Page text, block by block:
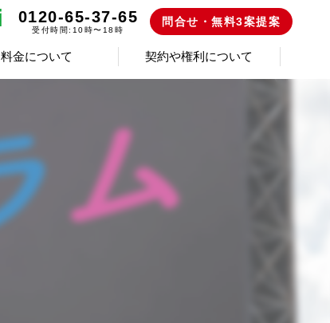
0120-65-37-65
受付時間:10時〜18時
問合せ・無料3案提案
料金について 契約や権利について